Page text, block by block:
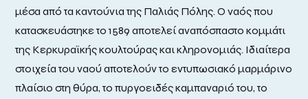
μέσα από τα καντούνια της Παλιάς Πόλης. Ο ναός που
κατασκευάστηκε το 1589 αποτελεί αναπόσπαστο κομμάτι
της Κερκυραϊκής κουλτούρας και κληρονομιάς. Ιδιαίτερα
στοιχεία του ναού αποτελούν το εντυπωσιακό μαρμάρινο
πλαίσιο στη θύρα, το πυργοειδές καμπαναριό του, το